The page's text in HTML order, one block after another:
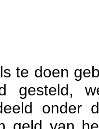
te doen
gesteld,
onder